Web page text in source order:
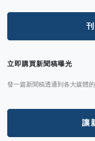
立即購買新聞稿曝光
發一篇新聞稿透通到各大媒體
讓